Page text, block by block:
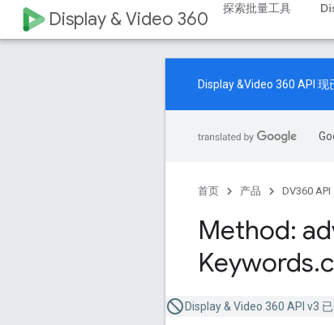
Display & Video 360 探索批量工具
Display &Video 360 API
首页 产品 DV360 API
Method:
Keywords.
Display & Video 360 API v3